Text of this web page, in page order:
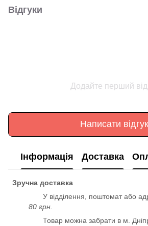
Відгуки
Додайте перший
Написати відгук
Інформація Доставка
Зручна доставка
У відділення, поштомат або
80 грн.
Товар можна забрати в м.